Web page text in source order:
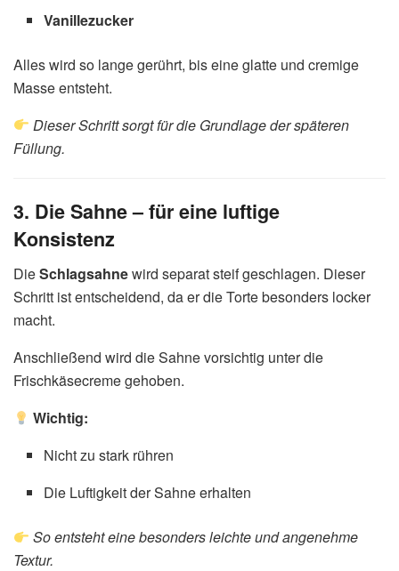
Vanillezucker
Alles wird so lange gerührt, bis eine glatte und cremige
Masse entsteht.
Dieser Schritt sorgt für die Grundlage der späteren
Füllung.
3. Die Sahne – für eine luftige
Konsistenz
DieSchlagsahnewird separat steif geschlagen. Dieser
Schritt ist entscheidend, da er die Torte besonders locker
macht.
Anschließend wird die Sahne vorsichtig unter die
Frischkäsecreme gehoben.
Wichtig:
Nicht zu stark rühren
Die Luftigkeit der Sahne erhalten
So entsteht eine besonders leichte und angenehme
Textur.